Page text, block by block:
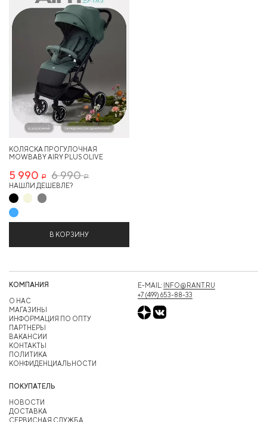
КОЛЯСКА ПРОГУЛОЧНАЯ
MOWBABY AIRY PLUS OLIVE
5 990 Р 6 990Р
НАШЛИ ДЕШЕВЛЕ?
В КОРЗИНУ
КОМПАНИЯ
О НАС
МАГАЗИНЫ
ИНФОРМАЦИЯ ПО ОПТУ
ПАРТНЕРЫ
ВАКАНСИИ
КОНТАКТЫ
ПОЛИТИКА
КОНФИДЕНЦИАЛЬНОСТИ
ПОКУПАТЕЛЬ
НОВОСТИ
ДОСТАВКА
СЕРВИСНАЯ СЛУЖБА
E-MAIL: INFO@RANT.RU
+7 (499) 653-88-33